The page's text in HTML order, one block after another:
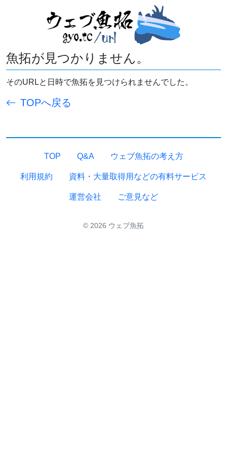
魚拓が見つかりません。
そのURLと日時で魚拓を見つけられませんでした。
TOPへ戻る
TOP Q&A ウェブ魚拓の考え方
利用規約 資料・大量取得用などの有料サービス
運営会社 ご意見など
© 2026 ウェブ魚拓